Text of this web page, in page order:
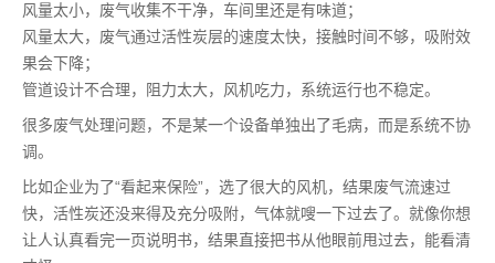
风量太小，废气收集不干净，车间里还是有味道；
风量太大，废气通过活性炭层的速度太快，接触时间不够，吸附效
果会下降；
管道设计不合理，阻力太大，风机吃力，系统运行也不稳定。
很多废气处理问题，不是某一个设备单独出了毛病，而是系统不协
调。
比如企业为了“看起来保险”，选了很大的风机，结果废气流速过
快，活性炭还没来得及充分吸附，气体就嗖一下过去了。就像你想
让人认真看完一页说明书，结果直接把书从他眼前甩过去，能看清